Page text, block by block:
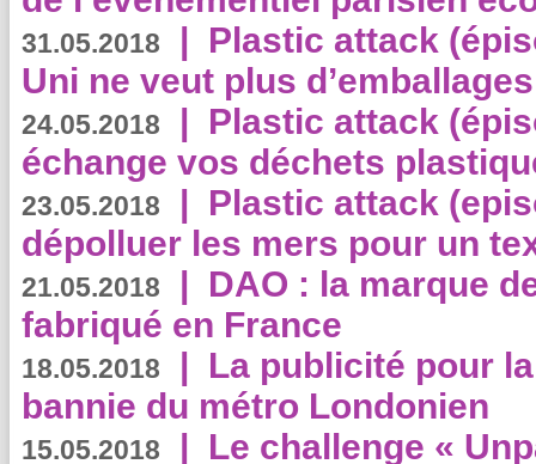
31.05.2018 | Plastic attack
Uni ne veut plus
24.05.2018 | Plastic attack
échange vos déchets
23.05.2018 | Plastic attack
dépolluer les mers pour un
21.05.2018 | DAO : la marque
fabriqué en France
18.05.2018 | La publicité pour
bannie du métro Londonien
15.05.2018 | Le challenge «